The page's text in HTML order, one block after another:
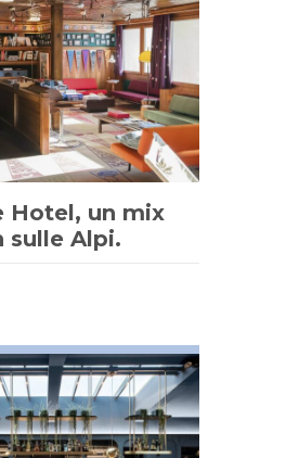
Hotel, un mix
sulle Alpi.